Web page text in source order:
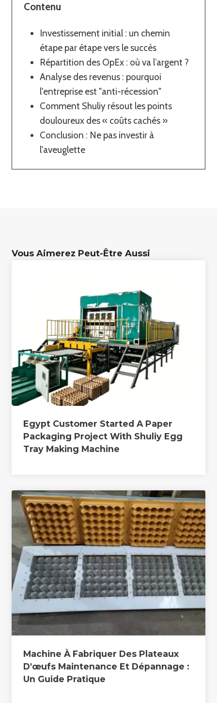
Contenu
Investissement initial : un chemin
étape par étape vers le succès
Répartition des OpEx : où va l’argent ?
Analyse des revenus : pourquoi
l'entreprise est "anti-récession"
Comment Shuliy résout les points
douloureux des « coûts cachés »
Conclusion : Ne pas investir à
l'aveuglette
Vous Aimerez Peut-Être Aussi
Egypt Customer Started A Paper
Packaging Project With Shuliy Egg
Tray Making Machine
Machine À Fabriquer Des Plateaux
D'œufs Maintenance Et Dépannage :
Un Guide Pratique